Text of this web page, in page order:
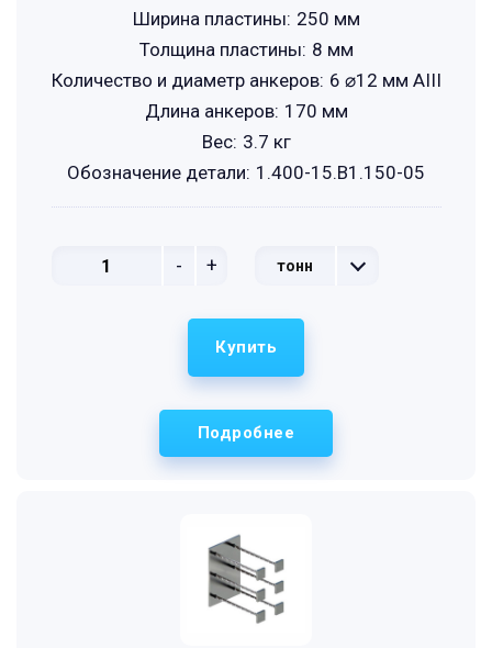
- + тонн
Ширина пластины: 250 мм
Толщина пластины: 8 мм
Количество и диаметр анкеров: 6 ⌀12 мм АIII
Длина анкеров: 170 мм
Вес: 3.7 кг
Обозначение детали: 1.400-15.B1.150-05
Подробнее
Купить